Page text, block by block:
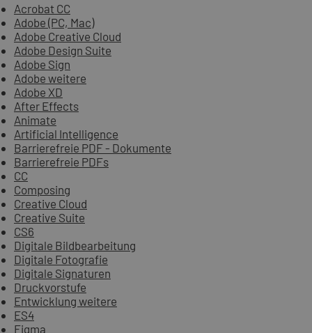
Acrobat CC
Adobe (PC, Mac)
Adobe Creative Cloud
Adobe Design Suite
Adobe Sign
Adobe weitere
Adobe XD
After Effects
Animate
Artificial Intelligence
Barrierefreie PDF - Dokumente
Barrierefreie PDFs
CC
Composing
Creative Cloud
Creative Suite
CS6
Digitale Bildbearbeitung
Digitale Fotografie
Digitale Signaturen
Druckvorstufe
Entwicklung weitere
ES4
Figma